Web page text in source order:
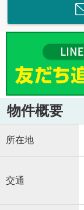
物件概要
所在地
交通